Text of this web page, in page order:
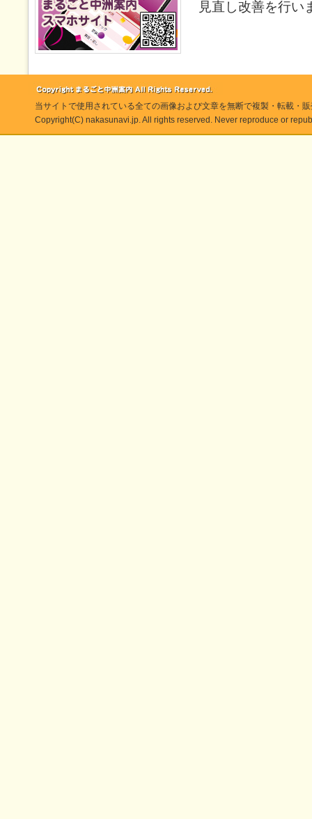
見直し改善を行い
当サイトで使用されている全ての画像および文章を無断で複製・転載・
Copyright(C) nakasunavi.jp. All rights reserved. Never reproduce or